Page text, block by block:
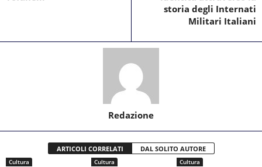
storia degli Internati
Militari Italiani
Redazione
ARTICOLI CORRELATI DAL SOLITO AUTORE
Cultura Cultura Cultura